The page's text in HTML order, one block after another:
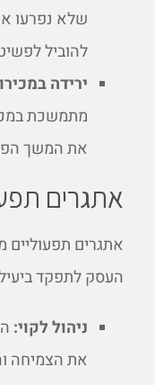
שלא נפרעו
להוביל
ירידה
מתמשכת
את המשך
אתגרים
אתגרים תפעוליים
העסק לתפקד
ניהול לקוי:
את הצמיחה